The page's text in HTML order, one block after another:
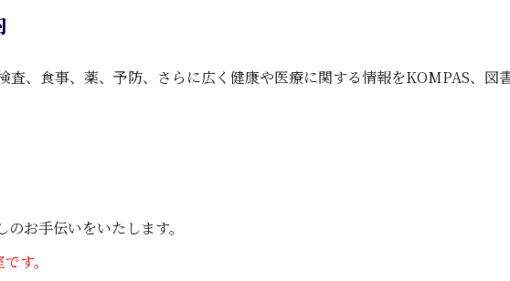
査、食事、薬、予防、さらに広く健康や医療に関する情報をKOMPAS、図
お手伝いをいたします。
す。